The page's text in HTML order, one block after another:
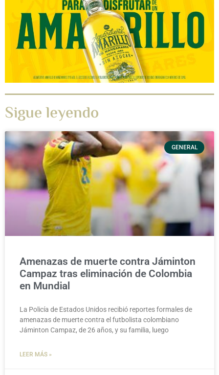
Sigue leyendo
GENERAL
Amenazas de muerte contra Jáminton
Campaz tras eliminación de Colombia
en Mundial
La Policía de Estados Unidos recibió reportes formales de
amenazas de muerte contra el futbolista colombiano
Jáminton Campaz, de 26 años, y su familia, luego
LEER MÁS »